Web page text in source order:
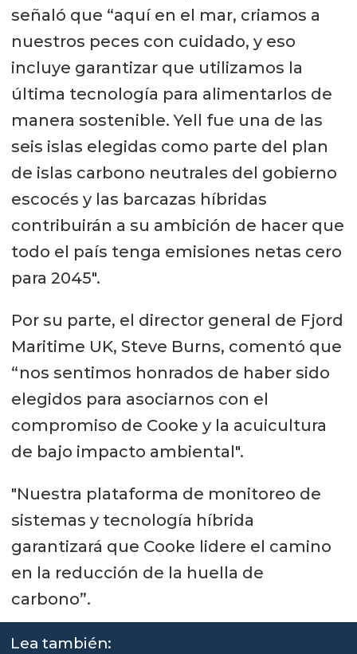
señaló que “aquí en el mar, criamos a
nuestros peces con cuidado, y eso
incluye garantizar que utilizamos la
última tecnología para alimentarlos de
manera sostenible. Yell fue una de las
seis islas elegidas como parte del plan
de islas carbono neutrales del gobierno
escocés y las barcazas híbridas
contribuirán a su ambición de hacer que
todo el país tenga emisiones netas cero
para 2045".
Por su parte, el director general de Fjord
Maritime UK, Steve Burns, comentó que
“nos sentimos honrados de haber sido
elegidos para asociarnos con el
compromiso de Cooke y la acuicultura
de bajo impacto ambiental".
"Nuestra plataforma de monitoreo de
sistemas y tecnología híbrida
garantizará que Cooke lidere el camino
en la reducción de la huella de
carbono”.
Lea también: